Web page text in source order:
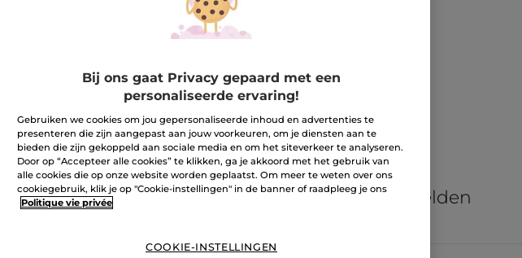
100%plantaardig
60 hectare
biologische velden
Bij ons gaat Privacy gepaard met een
personaliseerde ervaring!
Gebruiken we cookies om jou gepersonaliseerde inhoud en advertenties te
presenteren die zijn aangepast aan jouw voorkeuren, om je diensten aan te
bieden die zijn gekoppeld aan sociale media en om het siteverkeer te analyseren.
Door op “Accepteer alle cookies” te klikken, ga je akkoord met het gebruik van
alle cookies die op onze website worden geplaatst. Om meer te weten over ons
cookiegebruik, klik je op "Cookie-instellingen" in de banner of raadpleeg je ons
Politique vie privée
COOKIE-INSTELLINGEN